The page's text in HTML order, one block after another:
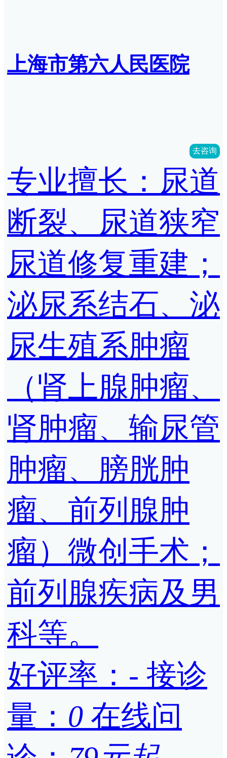
上海市第六人民医院
去咨询
专业擅长：尿道
断裂、尿道狭窄
尿道修复重建；
泌尿系结石、泌
尿生殖系肿瘤
（肾上腺肿瘤、
肾肿瘤、输尿管
肿瘤、膀胱肿
瘤、前列腺肿
瘤）微创手术；
前列腺疾病及男
科等。
好评率： - 接诊
量： 0 在线问